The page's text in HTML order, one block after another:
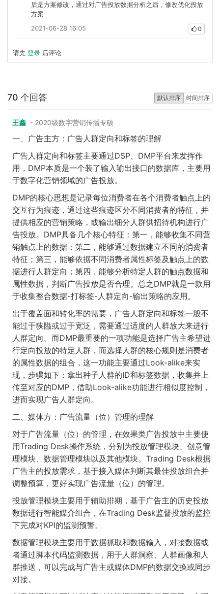
后是方案修改，通过对广告投放数据分析之后，修改优化投放
方案
2021-06-28 16:05
0
请先 登录 后评论
默认排序 时间排序
70 个回答
王鑫 - 2020级数字营销传播专硕
一、广告主方：广告人群定向和标签的理解
广告人群定向和标签主要通过DSP、 DMP平台来发挥作
用， DMP本质是一个装了输入输出接口的数据库，主要用
于数字化营销领域的广告投放。
DMP的核心思想是记录每位消费者在各个消费者触点上的
交互行为痕迹，通过这些痕迹区分不同消费者的特征，并
提供相应的营销策略，或输出细分人群供招待机构进行广
告投放。 DMP具备几个核心特征：第一，能够收集不同营
销触点上的数据；第二，能够通过数据建立不同的消费者
特征；第三，能够依据不同消费者属性标签及触点上的数
据进行人群定向；第四，能够分析特定人群的触点数据和
属性数据，判断广告投放是否合理。总之DMP就是一款用
于收集整合数据-打标签-人群定向-输出策略的应用。
出于覆盖面和转化率的需要，广告人群定向和标签一般不
能过于狭隘或过于宽泛，需要通过适度的人群放大来进行
人群定向。而DMP最重要的一项功能是选择广告主希望进
行定向投放的特定人群，而选择人群的核心规则是消费者
的属性数据的组合，这一功能主要通过Look-alike来实
现，步骤如下：拿出种子人群的ID和标签数据，收集并上
传至对应的DMP ，借助Look-alike功能进行相似度控制，
进而实现广告人群定向。
二、媒体方：广告流量（位）管理的理解
对于广告流量（位）的管理，在效果类广告投放中主要使
用Trading Desk操作系统，分别为投放管理模块、创意管
理模块、数据管理模块以及其他模块。 Trading Desk根据
广告主的投放需求，基于接入媒体判断其最佳投放组合并
调整预算，更好实现广告流量（位）的管理。
投放管理模块主要用于辅助排期，基于广告主的历史投放
数据进行智能媒介组合，在Trading Desk监督投放的监控
下完成对KPI的监测预警。
数据管理模块主要用于数据抓取和数据输入，对接数据或
者通过脚本代码监测数据，用于人群洞察、人群画像和人
群推送，可以完成与广告主或媒体DMP的数据交换或同步
对接。